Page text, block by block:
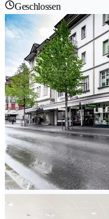
Geschlossen